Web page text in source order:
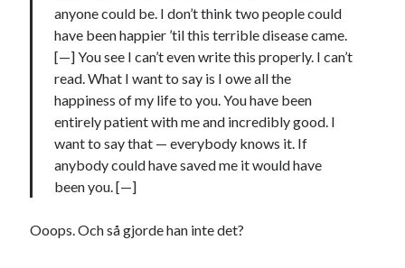
Swish: 070-8885542
anyone could be. I don’t think two people could
have been happier ’til this terrible disease came.
[—] You see I can’t even write this properly. I can’t
read. What I want to say is I owe all the
happiness of my life to you. You have been
entirely patient with me and incredibly good. I
want to say that — everybody knows it. If
anybody could have saved me it would have
been you. [—]
Ooops. Och så gjorde han inte det?